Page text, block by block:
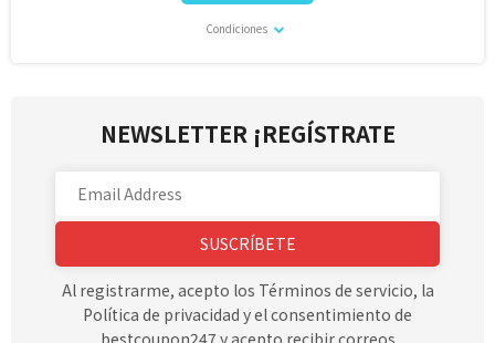
Condiciones
NEWSLETTER ¡REGÍSTRATE
SUSCRÍBETE
Al registrarme, acepto los Términos de servicio, la
Política de privacidad y el consentimiento de
bestcoupon247 y acepto recibir correos